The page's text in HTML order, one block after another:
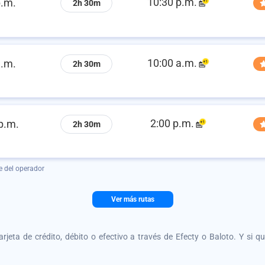
2h 30m
2h 30m 10:00 a.m.
2h 30m 2:00 p.m.
del operador
Ver más rutas
de crédito, débito o efectivo a través de Efecty o Baloto. Y si